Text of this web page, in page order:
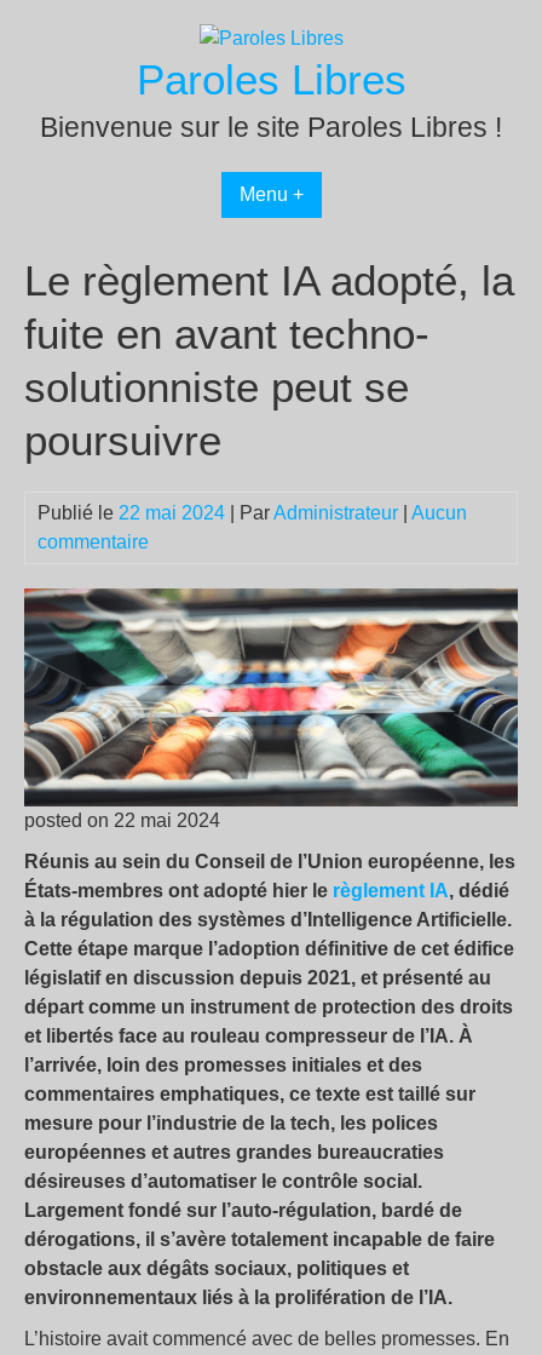
Paroles Libres
Bienvenue sur le site Paroles Libres !
Menu +
Le règlement IA adopté, la
fuite en avant techno-
solutionniste peut se
poursuivre
Publié le 22 mai 2024 | ParAdministrateur
Aucun
commentaire
posted on 22 mai 2024
Réunis au sein du Conseil de l’Union européenne, les
États-membres ont adopté hier le règlement IA, dédié
à la régulation des systèmes d’Intelligence Artificielle.
Cette étape marque l’adoption définitive de cet édifice
législatif en discussion depuis 2021, et présenté au
départ comme un instrument de protection des droits
et libertés face au rouleau compresseur de l’IA. À
l’arrivée, loin des promesses initiales et des
commentaires emphatiques, ce texte est taillé sur
mesure pour l’industrie de la tech, les polices
européennes et autres grandes bureaucraties
désireuses d’automatiser le contrôle social.
Largement fondé sur l’auto-régulation, bardé de
dérogations, il s’avère totalement incapable de faire
obstacle aux dégâts sociaux, politiques et
environnementaux liés à la prolifération de l’IA.
L’histoire avait commencé avec de belles promesses. En